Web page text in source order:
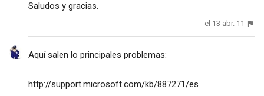
Saludos y gracias.
el 13 abr. 11
Aquí salen lo principales problemas:
http://support.microsoft.com/kb/887271/es